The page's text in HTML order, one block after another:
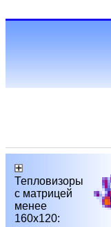
Тепловизоры
с матрицей
менее
160х120: